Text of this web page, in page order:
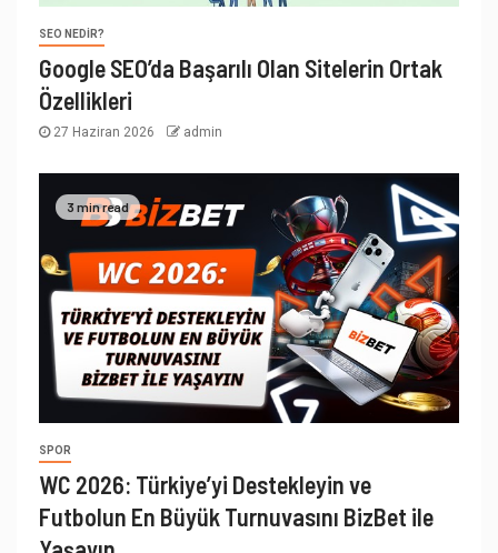
SEO NEDIR?
Google SEO’da Başarılı Olan Sitelerin Ortak
Özellikleri
27 Haziran 2026 admin
3 min read
SPOR
WC 2026: Türkiye’yi Destekleyin ve
Futbolun En Büyük Turnuvasını BizBet ile